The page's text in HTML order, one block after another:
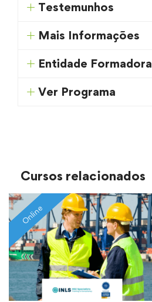
Testemunhos
Mais Informações
Entidade Formadora
Ver Programa
Cursos relacionados
Online